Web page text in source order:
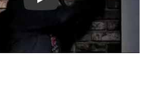
Play